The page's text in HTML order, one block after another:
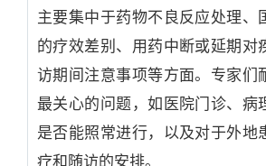
主要集中于药物不良反应处理、
的疗效差别、用药中断或延期对
访期间注意事项等方面。专家们
最关心的问题，如医院门诊、病
是否能照常进行，以及对于外地
疗和随访的安排。